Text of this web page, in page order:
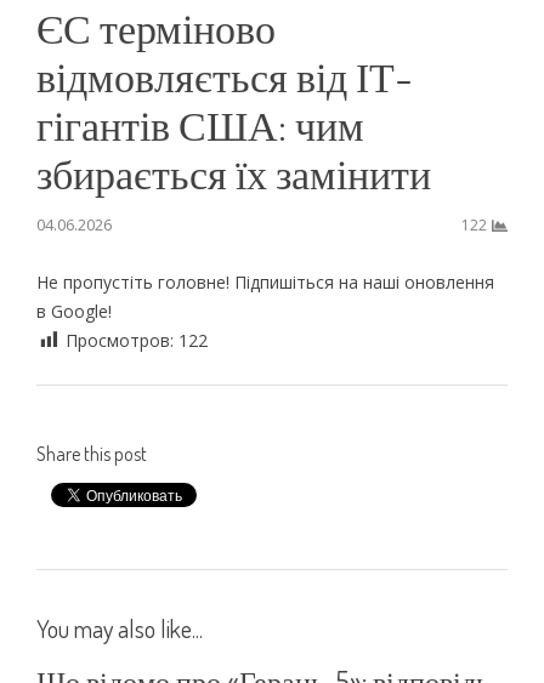
ЄС терміново
відмовляється від ІТ-
гігантів США: чим
збирається їх замінити
04.06.2026 122
Не пропустіть головне! Підпишіться на наші оновлення
в Google!
Просмотров: 122
Share this post
You may also like...